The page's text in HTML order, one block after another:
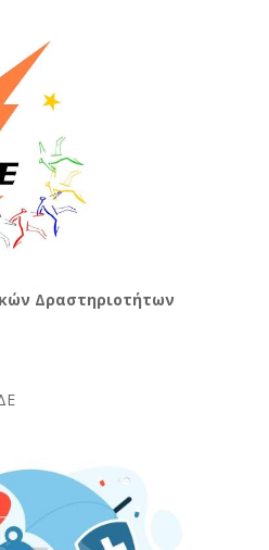
Δραστηριοτήτων